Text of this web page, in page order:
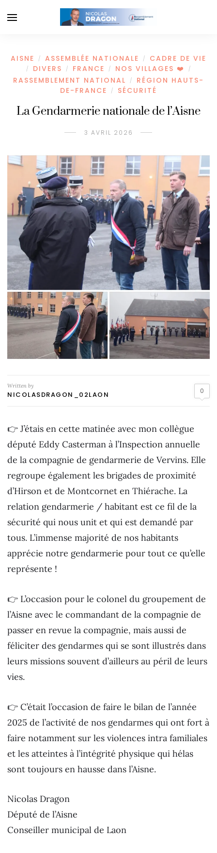
AISNE / ASSEMBLÉE NATIONALE / CADRE DE VIE
/ DIVERS / FRANCE / NOS VILLAGES ❤️ /
RASSEMBLEMENT NATIONAL /
RÉGION HAUTS-
DE-FRANCE
/ SÉCURITÉ
La Gendarmerie nationale de l’Aisne
3 AVRIL 2026
Written by
NICOLASDRAGON_02LAON 0
👉 J’étais en cette matinée avec mon collègue
député Eddy Casterman à l’Inspection annuelle
de la compagnie de gendarmerie de Vervins. Elle
regroupe également les brigades de proximité
d’Hirson et de Montcornet en Thiérache. La
relation gendarmerie / habitant est ce fil de la
sécurité qui nous unit et qui est demandé par
tous. L’immense majorité de nos habitants
apprécie notre gendarmerie pour tout ce qu’elle
représente !
👉 L’occasion pour le colonel du groupement de
l’Aisne avec le commandant de la compagnie de
passer en revue la compagnie, mais aussi de
féliciter des gendarmes qui se sont illustrés dans
leurs missions souvent d’ailleurs au péril de leurs
vies.
👉 C’était l’occasion de faire le bilan de l’année
2025 de l’activité de nos gendarmes qui ont fort à
faire notamment sur les violences intra familiales
et les atteintes à l’intégrité physique qui hélas
sont toujours en hausse dans l’Aisne.
Nicolas Dragon
Député de l’Aisne
Conseiller municipal de Laon